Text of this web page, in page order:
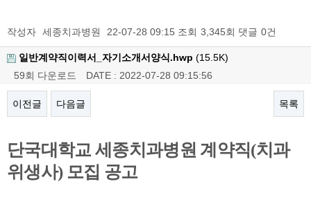
작성자 세종치과병원 22-07-28 09:15 조회 3,345회 댓글 0건
일반계약직이력서_자기소개서양식.hwp (15.5K)
59회 다운로드
DATE : 2022-07-28 09:15:56
이전글 다음글 목록
본문
단국대학교 세종치과병원 계약직(치과
위생사) 모집 공고